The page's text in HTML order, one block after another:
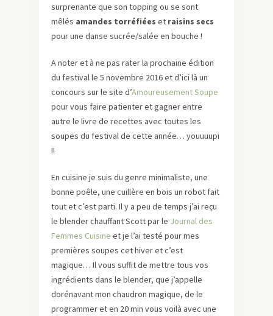
surprenante que son topping ou se sont
mêlés amandes torréfiées et raisins secs
pour une danse sucrée/salée en bouche !
A noter et à ne pas rater la prochaine édition
du festival le 5 novembre 2016 et d’ici là un
concours sur le site d’Amoureusement Soupe
pour vous faire patienter et gagner entre
autre le livre de recettes avec toutes les
soupes du festival de cette année… youuuupi
!!
En cuisine je suis du genre minimaliste, une
bonne poêle, une cuillère en bois un robot fait
tout et c’est parti. Il y a peu de temps j’ai reçu
le blender chauffant Scott par le Journal des
Femmes Cuisine et je l’ai testé pour mes
premières soupes cet hiver et c’est
magique… Il vous suffit de mettre tous vos
ingrédients dans le blender, que j’appelle
dorénavant mon chaudron magique, de le
programmer et en 20 min vous voilà avec une